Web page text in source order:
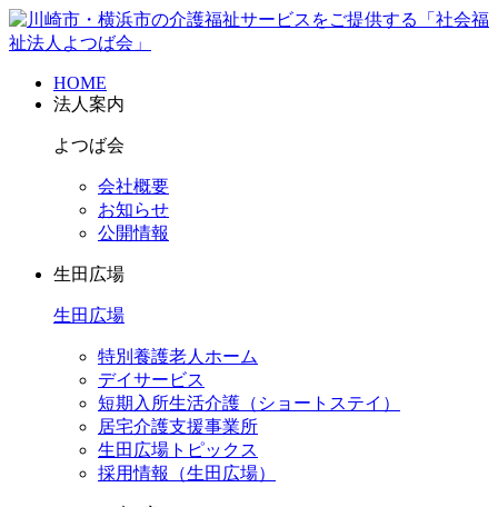
HOME
法人案内
よつば会
会社概要
お知らせ
公開情報
生田広場
生田広場
特別養護老人ホーム
デイサービス
短期入所生活介護（ショートステイ）
居宅介護支援事業所
生田広場トピックス
採用情報（生田広場）